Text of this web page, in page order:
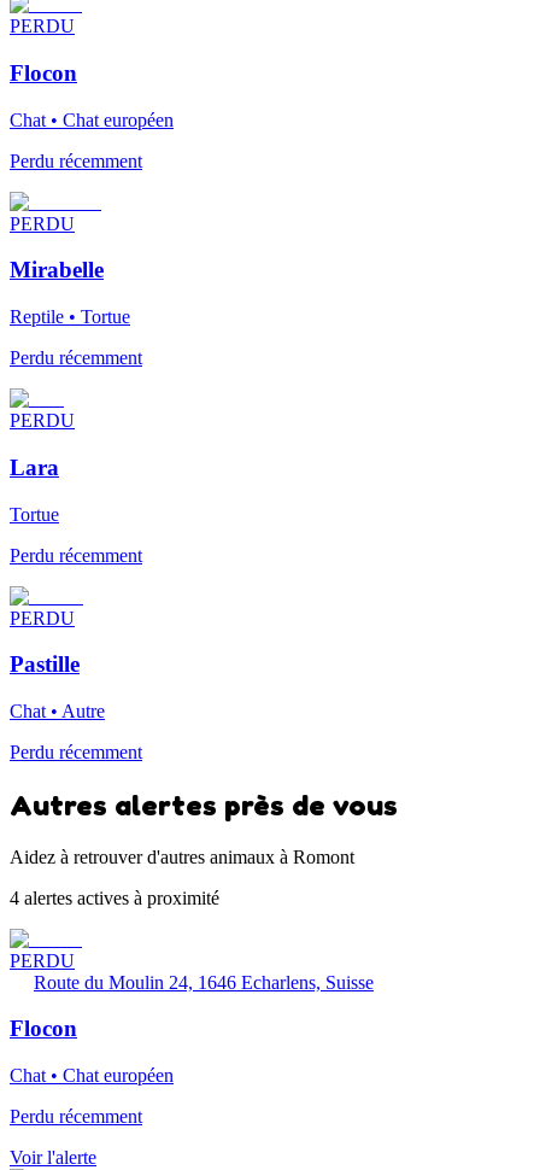
PERDU
Flocon
Chat • Chat européen
Perdu récemment
PERDU
Mirabelle
Reptile • Tortue
Perdu récemment
PERDU
Lara
Tortue
Perdu récemment
PERDU
Pastille
Chat • Autre
Perdu récemment
Autres alertes près de vous
Aidez à retrouver d'autres animaux à Romont
4 alertes actives à proximité
PERDU
Route du Moulin 24, 1646 Echarlens, Suisse
Flocon
Chat • Chat européen
Perdu récemment
Voir l'alerte